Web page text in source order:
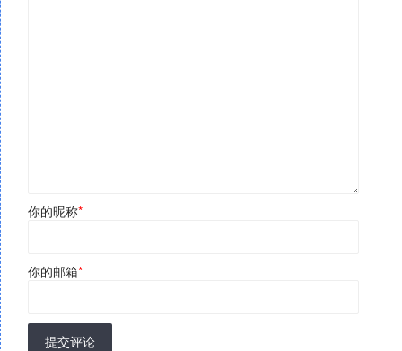
你的昵称*
你的邮箱*
提交评论